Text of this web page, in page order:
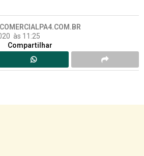
COMERCIALPA4.COM.BR
às 11:25
Compartilhar